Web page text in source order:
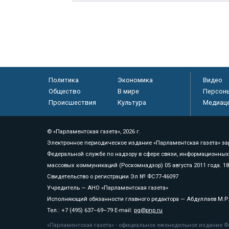
Политика
Экономика
Общество
В мире
Происшествия
Культура
Видео
© «Парламентская газета», 2026 г.
Электронное периодическое издание «Парламентская газета»
Федеральной службе по надзору в сфере связи,
массовых коммуникаций (Роскомнадзор) 05 августа 2011 года.
Свидетельство о регистрации Эл № ФС77-46097
Учредитель — АНО «Парламентская газета»
Исполняющий обязанности главного редактора — Абдуллаев М.Р.
Тел.: +7 (495) 637–69–79 E-mail: pg@pnp.ru
«Парламентская газета» - официальное еженедельное издание